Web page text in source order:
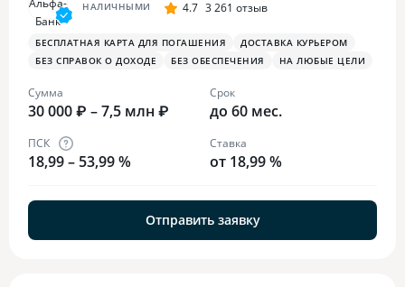
НАЛИЧНЫМИ 4.7 3 261 отзыв
БЕСПЛАТНАЯ КАРТА ДЛЯ ПОГАШЕНИЯ
ДОСТАВКА КУРЬЕРОМ
БЕЗ СПРАВОК О ДОХОДЕ
БЕЗ ОБЕСПЕЧЕНИЯ НА ЛЮБЫЕ ЦЕЛИ
Сумма
30 000 ₽ – 7,5 млн ₽
Срок
до 60 мес.
ПСК
18,99 – 53,99 %
Ставка
от 18,99 %
Отправить заявку